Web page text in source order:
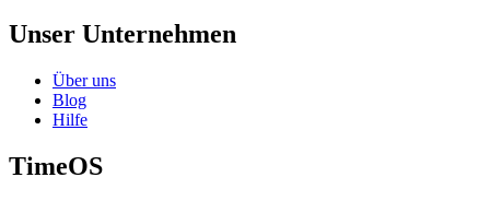
Unser Unternehmen
Über uns
Blog
Hilfe
TimeOS